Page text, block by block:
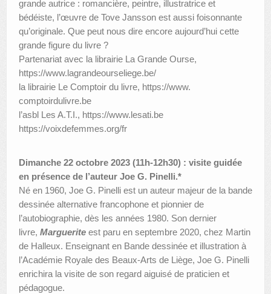
grande autrice : romancière, peintre, illustratrice et
bédéiste, l’œuvre de Tove Jansson est aussi foisonnante
qu’originale. Que peut nous dire encore aujourd’hui cette
grande figure du livre ?
Partenariat avec la librairie La Grande Ourse,
https://www.lagrandeourseliege.be/
la librairie Le Comptoir du livre, https://www.
comptoirdulivre.be
l’asbl Les A.T.I., https://www.lesati.be
https://voixdefemmes.org/fr
Dimanche 22 octobre 2023 (11h-12h30) : visite guidée
en présence de l’auteur Joe G. Pinelli.*
Né en 1960, Joe G. Pinelli est un auteur majeur de la bande
dessinée alternative francophone et pionnier de
l’autobiographie, dès les années 1980. Son dernier
livre, Marguerite est paru en septembre 2020, chez Martin
de Halleux. Enseignant en Bande dessinée et illustration à
l’Académie Royale des Beaux-Arts de Liège, Joe G. Pinelli
enrichira la visite de son regard aiguisé de praticien et
pédagogue.